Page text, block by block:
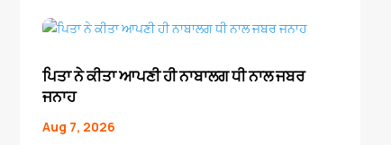
ਪਿਤਾ ਨੇ ਕੀਤਾ ਆਪਣੀ ਹੀ ਨਾਬਾਲਗ ਧੀ ਨਾਲ ਜਬਰ
ਜਨਾਹ
Aug 7, 2026